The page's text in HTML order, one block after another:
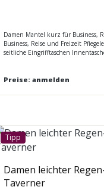
Damen Mantel kurz für Business,
Business, Reise und Freizeit
seitliche Eingrifftaschen
Preise: anmelden
Tipp
Damen leichter
Taverner